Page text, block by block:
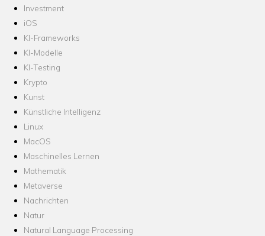
Investment
iOS
KI-Frameworks
KI-Modelle
KI-Testing
Krypto
Kunst
Künstliche Intelligenz
Linux
MacOS
Maschinelles Lernen
Mathematik
Metaverse
Nachrichten
Natur
Natural Language Processing